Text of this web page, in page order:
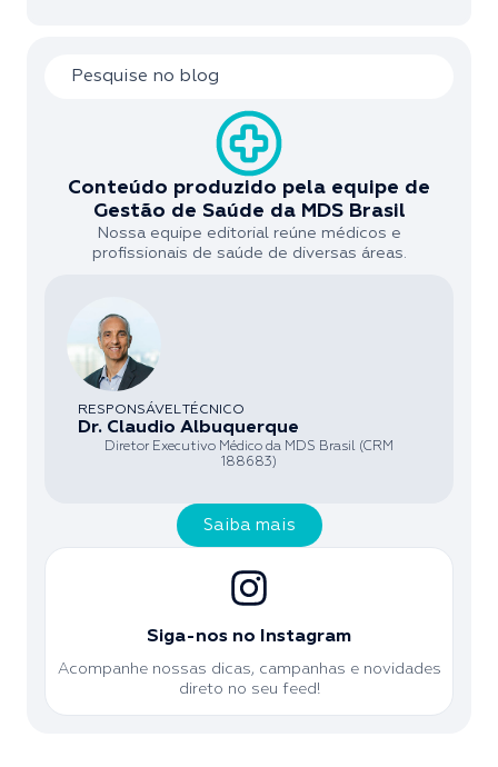
Conteúdo produzido pela equipe de
Gestão de Saúde da MDS Brasil
Nossa equipe editorial reúne médicos e
profissionais de saúde de diversas áreas.
RESPONSÁVEL TÉCNICO
Dr. Claudio Albuquerque
Diretor Executivo Médico da MDS Brasil (CRM
188683)
Saiba mais
Siga-nos no Instagram
Acompanhe nossas dicas, campanhas e novidades
direto no seu feed!